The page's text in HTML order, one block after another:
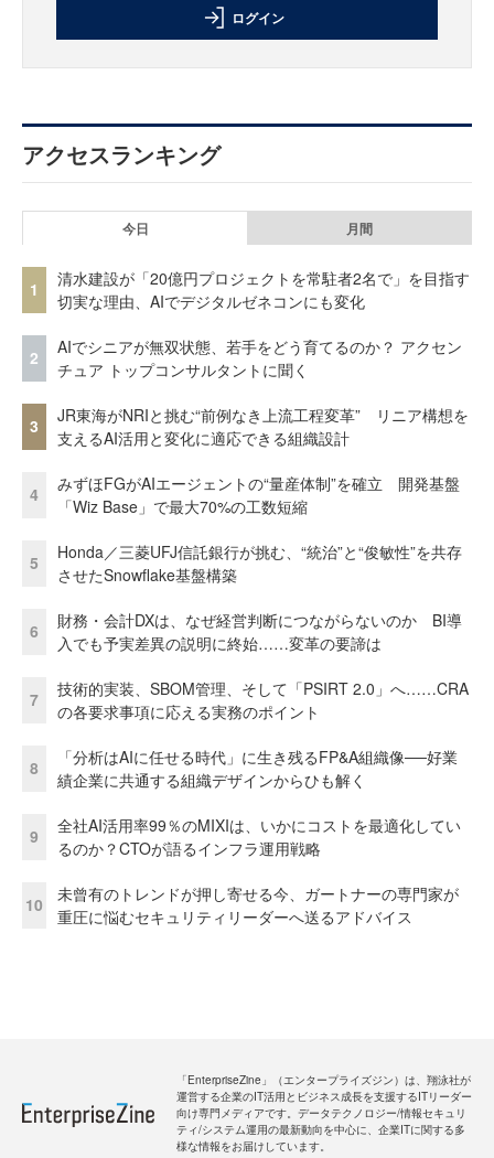
ログイン
アクセスランキング
今日 月間
1
清水建設が「20億円プロジェクトを常駐者2名で」を目指す
切実な理由、AIでデジタルゼネコンにも変化
2
AIでシニアが無双状態、若手をどう育てるのか？ アクセン
チュア トップコンサルタントに聞く
3
JR東海がNRIと挑む“前例なき上流工程変革” リニア構想を
支えるAI活用と変化に適応できる組織設計
4
みずほFGがAIエージェントの“量産体制”を確立 開発基盤
「Wiz Base」で最大70%の工数短縮
5
Honda／三菱UFJ信託銀行が挑む、“統治”と“俊敏性”を共存
させたSnowflake基盤構築
6
財務・会計DXは、なぜ経営判断につながらないのか BI導
入でも予実差異の説明に終始……変革の要諦は
7
技術的実装、SBOM管理、そして「PSIRT 2.0」へ……CRA
の各要求事項に応える実務のポイント
8
「分析はAIに任せる時代」に生き残るFP&A組織像──好業
績企業に共通する組織デザインからひも解く
9
全社AI活用率99％のMIXIは、いかにコストを最適化してい
るのか？CTOが語るインフラ運用戦略
10
未曾有のトレンドが押し寄せる今、ガートナーの専門家が
重圧に悩むセキュリティリーダーへ送るアドバイス
「EnterpriseZine」（エンタープライズジン）は、翔泳社が
運営する企業のIT活用とビジネス成長を支援するITリーダー
向け専門メディアです。データテクノロジー/情報セキュリ
ティ/システム運用の最新動向を中心に、企業ITに関する多
様な情報をお届けしています。